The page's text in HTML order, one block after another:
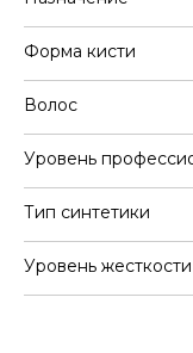
Форма кисти
Волос
Уровень
Тип синтетики
Уровень жесткости